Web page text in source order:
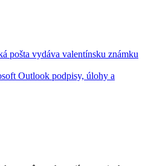
pošta vydáva valentínsku známku
Outlook podpisy, úlohy a